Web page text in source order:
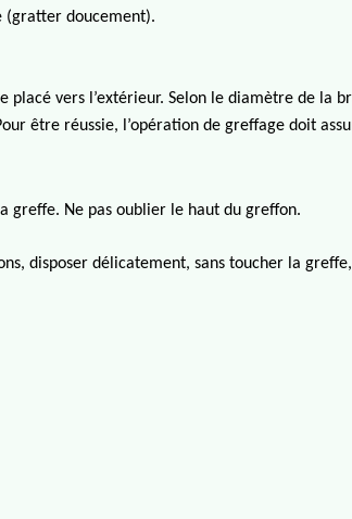
(gratter doucement).
vers l’extérieur. Selon le diamètre de la
être réussie, l’opération de greffage doit
greffe. Ne pas oublier le haut du greffon.
disposer délicatement, sans toucher la